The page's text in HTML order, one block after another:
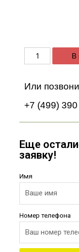
В
Или
+7 (499)
Еще
заявку!
Имя
Номер телефона